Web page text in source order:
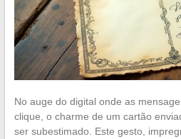
No auge do digital onde as
clique, o charme de um cartão
ser subestimado. Este gesto,